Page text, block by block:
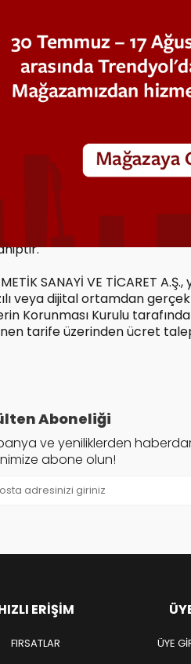
KOZMETİK SANAYİ VE
işlenip işlenmediğini
işlenmişse buna ilişkin bilgi
işlenme amacını ve
yurt dışında kişisel
eksik veya yanlış işlenmiş
öngörülen şartlar
uyarınca yapılan düzeltme,
isteme,
münhasıran otomatik
çıkmasına itiraz etme,
kanuna aykırı olarak
SANAYİ VE TİCARET
veya dijital ortamdan
Korunması Kurulu
tarife üzerinden ücret
Aboneliği
ve yeniliklerden
abone olun!
ERIŞIM
FIRSATLAR ÜYE